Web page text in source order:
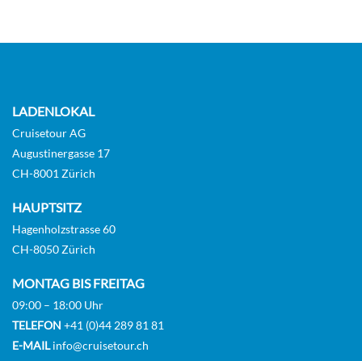
LADENLOKAL
Cruisetour AG
Augustinergasse 17
CH-8001 Zürich
HAUPTSITZ
Hagenholzstrasse 60
CH-8050 Zürich
MONTAG BIS FREITAG
09:00 – 18:00 Uhr
TELEFON +41 (0)44 289 81 81
E-MAILinfo@cruisetour.ch